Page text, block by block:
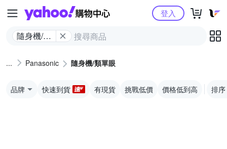
Yahoo購物中心
隨身機/類
登入
Panasonic 隨身機/類單眼
品牌 快速到貨 有現貨 挑戰低價 價格低到高 排序